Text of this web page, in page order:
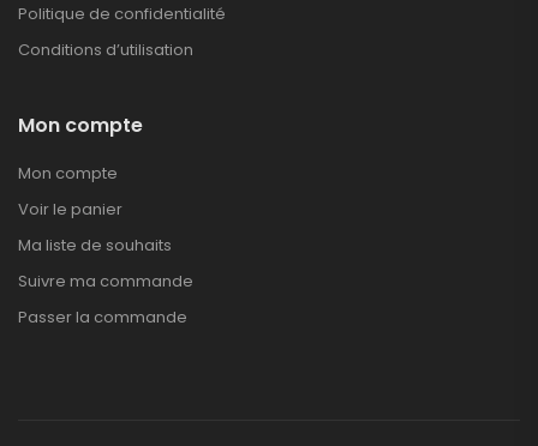
Politique de confidentialité
Conditions d’utilisation
Mon compte
Mon compte
Voir le panier
Ma liste de souhaits
Suivre ma commande
Passer la commande